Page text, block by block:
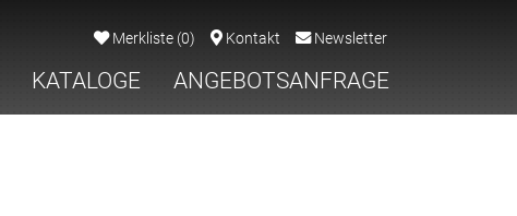
Merkliste (0) Kontakt Newsletter
KATALOGE ANGEBOTSANFRAGE